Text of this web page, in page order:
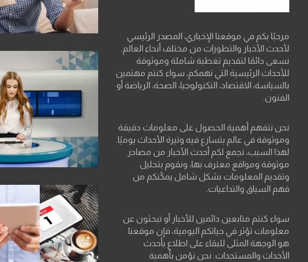
مرحبًا بكم في موقعنا الإخباري، المصدر الرئيسي
لأحدث الأخبار والتطورات من مختلف أنحاء العالم.
نسعى دائمًا لتقديم تغطية شاملة وموثوقة
للأحداث الرئيسية التي تهمكم، سواء كنتم مهتمين
بالسياسة، الاقتصاد، التكنولوجيا، الصحة، الرياضة أو
الفنون.
نحن نتفهم أهمية الحصول على معلومات دقيقة
وموثوقة في عالم يتسارع فيه وتيرة الأحداث يوميًا.
لهذا السبب، نجمع لكم أحدث الأخبار من مصادر
موثوقة ومواقع معترف بها، ونقوم بتحليل
وتقديم المعلومات بشكل شامل يمكّنكم من
فهم السياق والتداعيات.
سواء كنتم متابعين دائمين للأخبار أو تبحثون عن
معلومات تؤثر في حياتكم اليومية، فإن موقعنا
هو الوجهة المثلى للبقاء على اطلاع بأحدث
الأحداث والمستجدات. نحن نؤمن بأهمية